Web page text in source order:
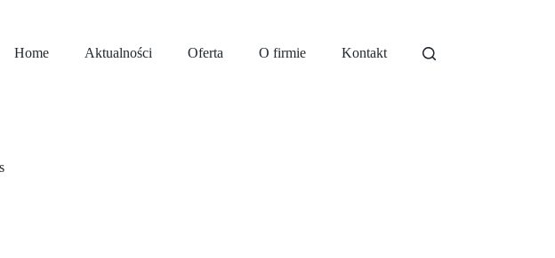
Home
Aktualności Oferta O firmie Kontakt